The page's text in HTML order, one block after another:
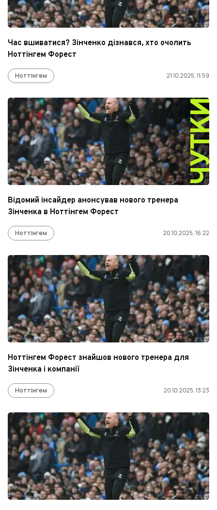
Час вшиватися? Зінченко дізнався, хто очолить
Ноттінгем Форест
Ноттінгем 21.10.2025, 11:59
Відомий інсайдер анонсував нового тренера
Зінченка в Ноттінгем Форест
Ноттінгем 20.10.2025, 16:22
Ноттінгем Форест знайшов нового тренера для
Зінченка і компанії
Ноттінгем 20.10.2025, 13:23